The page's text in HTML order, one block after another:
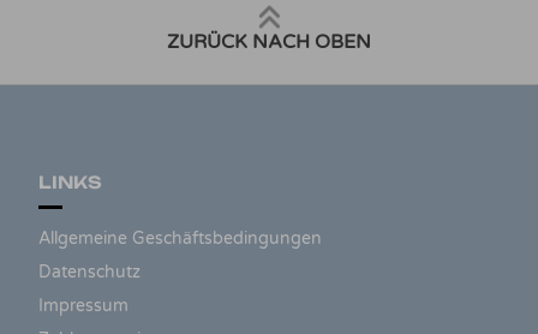
ZURÜCK NACH OBEN
LINKS
Allgemeine Geschäftsbedingungen
Datenschutz
Impressum